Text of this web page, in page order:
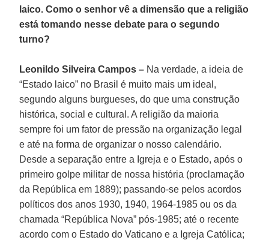
laico. Como o senhor vê a dimensão que a religião
está tomando nesse debate para o segundo
turno?
Leonildo Silveira Campos – Na verdade, a ideia de
“Estado laico” no Brasil é muito mais um ideal,
segundo alguns burgueses, do que uma construção
histórica, social e cultural. A religião da maioria
sempre foi um fator de pressão na organização legal
e até na forma de organizar o nosso calendário.
Desde a separação entre a Igreja e o Estado, após o
primeiro golpe militar de nossa história (proclamação
da República em 1889); passando-se pelos acordos
políticos dos anos 1930, 1940, 1964-1985 ou os da
chamada “República Nova” pós-1985; até o recente
acordo com o Estado do Vaticano e a Igreja Católica;